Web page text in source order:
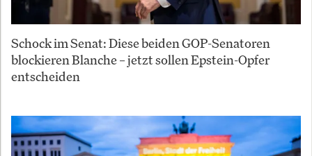
Schock im Senat: Diese beiden GOP-Senatoren
blockieren Blanche – jetzt sollen Epstein-Opfer
entscheiden